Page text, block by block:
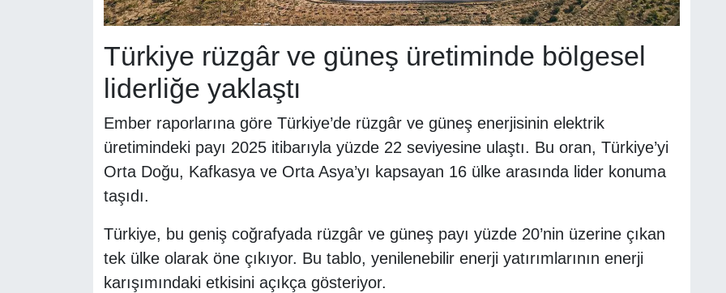
Türkiye rüzgâr ve güneş üretiminde bölgesel
liderliğe yaklaştı
Ember raporlarına göre Türkiye’de rüzgâr ve güneş enerjisinin elektrik
üretimindeki payı 2025 itibarıyla yüzde 22 seviyesine ulaştı. Bu oran, Türkiye’yi
Orta Doğu, Kafkasya ve Orta Asya’yı kapsayan 16 ülke arasında lider konuma
taşıdı.
Türkiye, bu geniş coğrafyada rüzgâr ve güneş payı yüzde 20’nin üzerine çıkan
tek ülke olarak öne çıkıyor. Bu tablo, yenilenebilir enerji yatırımlarının enerji
karışımındaki etkisini açıkça gösteriyor.